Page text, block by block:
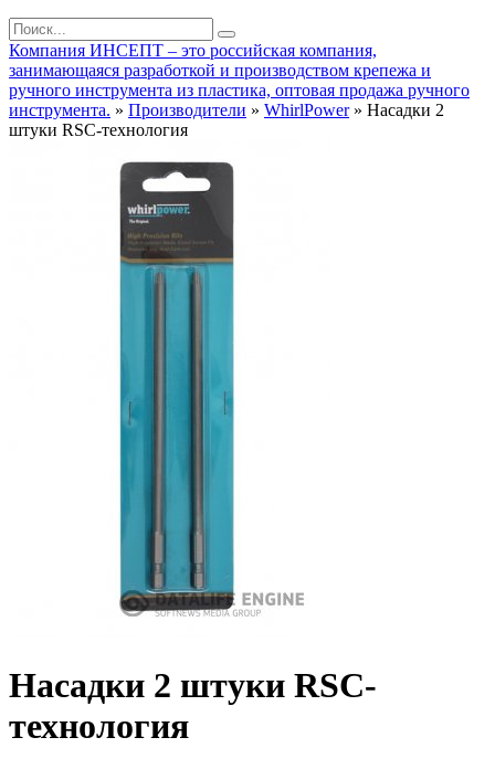
Компания ИНСЕПТ – это российская компания,
занимающаяся разработкой и производством крепежа и
ручного инструмента из пластика, оптовая продажа ручного
инструмента. » Производители » WhirlPower» Насадки 2
штуки RSC-технология
Насадки 2 штуки RSC-
технология